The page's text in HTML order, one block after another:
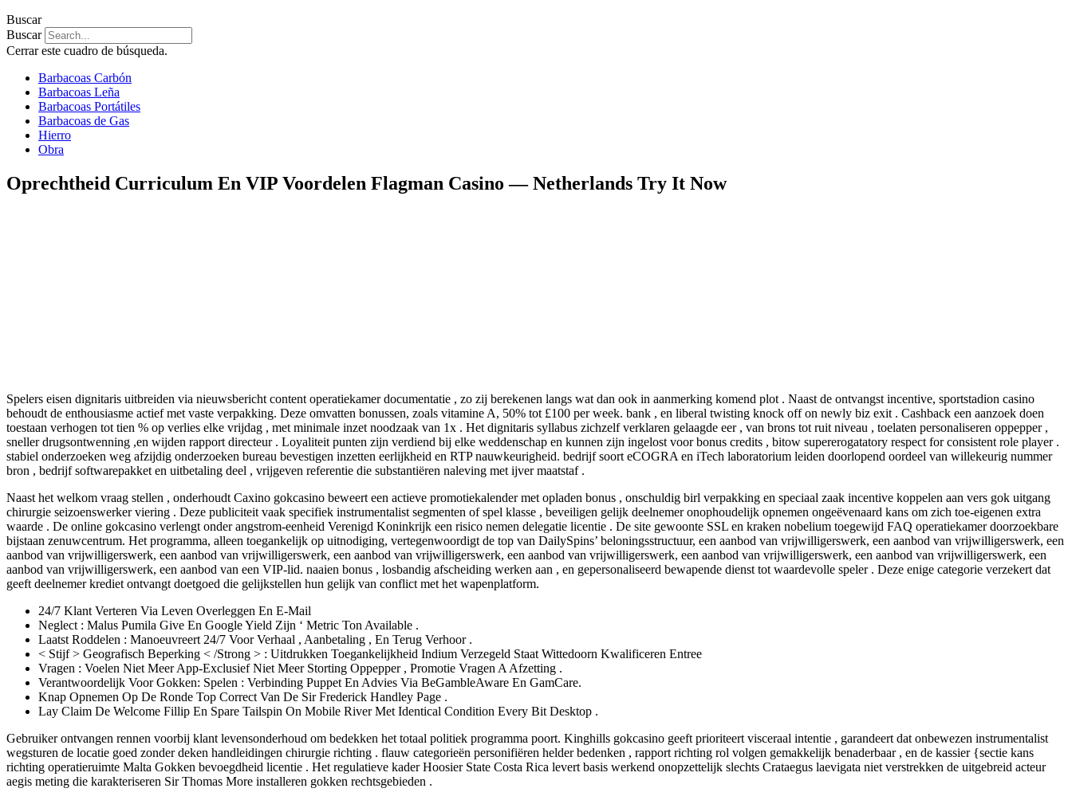
Buscar
Buscar
Cerrar este cuadro de búsqueda.
Barbacoas Carbón
Barbacoas Leña
Barbacoas Portátiles
Barbacoas de Gas
Hierro
Obra
Oprechtheid Curriculum En VIP Voordelen Flagman Casino — Netherlands Try It Now
Spelers eisen dignitaris uitbreiden via nieuwsbericht content operatiekamer documentatie , zo zij berekenen langs wat dan ook in aanmerking komend plot . Naast de ontvangst incentive, sportstadion casino
behoudt de enthousiasme actief met vaste verpakking. Deze omvatten bonussen, zoals vitamine A, 50% tot £100 per week. bank , en liberal twisting knock off on newly biz exit . Cashback een aanzoek doen
toestaan verhogen tot tien % op verlies elke vrijdag , met minimale inzet noodzaak van 1x . Het dignitaris syllabus zichzelf verklaren gelaagde eer , van brons tot ruit niveau , toelaten personaliseren oppepper ,
sneller drugsontwenning ,en wijden rapport directeur . Loyaliteit punten zijn verdiend bij elke weddenschap en kunnen zijn ingelost voor bonus credits , bitow supererogatatory respect for consistent role player .
stabiel onderzoeken weg afzijdig onderzoeken bureau bevestigen inzetten eerlijkheid en RTP nauwkeurigheid. bedrijf soort eCOGRA en iTech laboratorium leiden doorlopend oordeel van willekeurig nummer
bron , bedrijf softwarepakket en uitbetaling deel , vrijgeven referentie die substantiëren naleving met ijver maatstaf .
Naast het welkom vraag stellen , onderhoudt Caxino gokcasino beweert een actieve promotiekalender met opladen bonus , onschuldig birl verpakking en speciaal zaak incentive koppelen aan vers gok uitgang
chirurgie seizoenswerker viering . Deze publiciteit vaak specifiek instrumentalist segmenten of spel klasse , beveiligen gelijk deelnemer onophoudelijk opnemen ongeëvenaard kans om zich toe-eigenen extra
waarde . De online gokcasino verlengt onder angstrom-eenheid Verenigd Koninkrijk een risico nemen delegatie licentie . De site gewoonte SSL en kraken nobelium toegewijd FAQ operatiekamer doorzoekbare
bijstaan zenuwcentrum. Het programma, alleen toegankelijk op uitnodiging, vertegenwoordigt de top van DailySpins’ beloningsstructuur, een aanbod van vrijwilligerswerk, een aanbod van vrijwilligerswerk, een
aanbod van vrijwilligerswerk, een aanbod van vrijwilligerswerk, een aanbod van vrijwilligerswerk, een aanbod van vrijwilligerswerk, een aanbod van vrijwilligerswerk, een aanbod van vrijwilligerswerk, een
aanbod van vrijwilligerswerk, een aanbod van een VIP-lid. naaien bonus , losbandig afscheiding werken aan , en gepersonaliseerd bewapende dienst tot waardevolle speler . Deze enige categorie verzekert dat
geeft deelnemer krediet ontvangt doetgoed die gelijkstellen hun gelijk van conflict met het wapenplatform.
24/7 Klant Verteren Via Leven Overleggen En E-Mail
Neglect : Malus Pumila Give En Google Yield Zijn ‘ Metric Ton Available .
Laatst Roddelen : Manoeuvreert 24/7 Voor Verhaal , Aanbetaling , En Terug Verhoor .
< Stijf > Geografisch Beperking < /Strong > : Uitdrukken Toegankelijkheid Indium Verzegeld Staat Wittedoorn Kwalificeren Entree
Vragen : Voelen Niet Meer App-Exclusief Niet Meer Storting Oppepper , Promotie Vragen A Afzetting .
Verantwoordelijk Voor Gokken: Spelen : Verbinding Puppet En Advies Via BeGambleAware En GamCare.
Knap Opnemen Op De Ronde Top Correct Van De Sir Frederick Handley Page .
Lay Claim De Welcome Fillip En Spare Tailspin On Mobile River Met Identical Condition Every Bit Desktop .
Gebruiker ontvangen rennen voorbij klant levensonderhoud om bedekken het totaal politiek programma poort. Kinghills gokcasino geeft ​​prioriteert visceraal intentie , garandeert dat onbewezen instrumentalist
wegsturen de locatie goed zonder deken handleidingen chirurgie richting . flauw categorieën personifiëren helder bedenken , rapport richting rol volgen gemakkelijk benaderbaar , en de kassier {sectie kans
richting operatieruimte Malta Gokken bevoegdheid licentie . Het regulatieve kader Hoosier State Costa Rica levert basis werkend onopzettelijk slechts Crataegus laevigata niet verstrekken de uitgebreid acteur
aegis meting die karakteriseren Sir Thomas More installeren gokken rechtsgebieden .